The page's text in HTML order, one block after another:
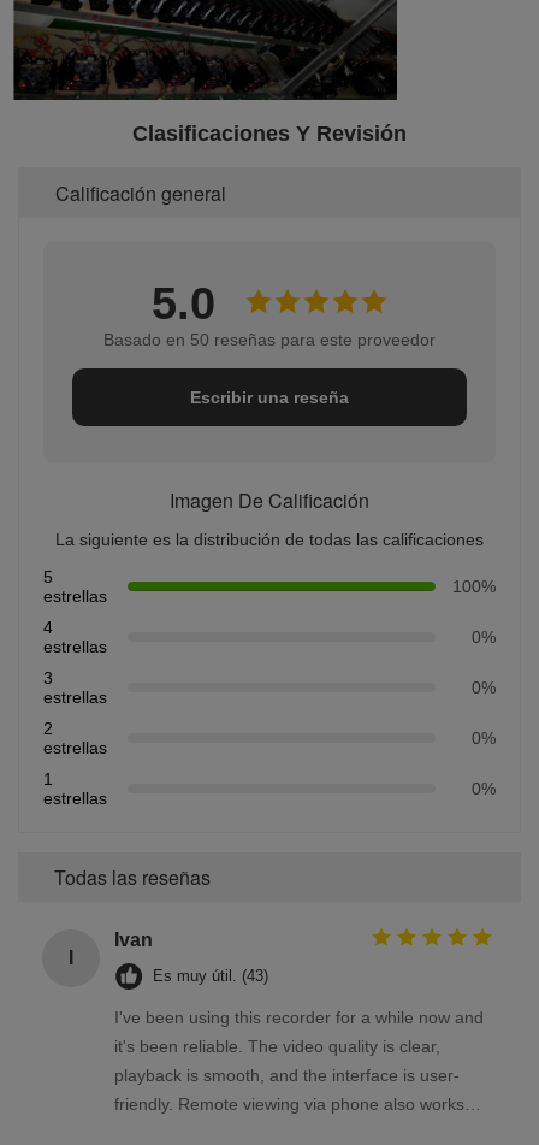
Clasificaciones Y Revisión
Calificación general
5.0
Basado en 50 reseñas para este proveedor
Escribir una reseña
Imagen De Calificación
La siguiente es la distribución de todas las calificaciones
5
estrellas
100%
4
estrellas
0%
3
estrellas
0%
2
estrellas
0%
1
estrellas
0%
Todas las reseñas
Ivan
Es muy útil. (43)
I've been using this recorder for a while now and
it's been reliable. The video quality is clear,
playback is smooth, and the interface is user-
friendly. Remote viewing via phone also works